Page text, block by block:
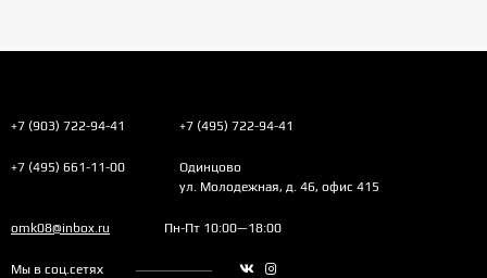
+7 (903) 722-94-41 +7 (495) 722-94-41
+7 (495) 661-11-00
Одинцово
ул. Молодежная, д. 46, офис 415
omk08@inbox.ru Пн-Пт 10:00—18:00
Мы в соц.сетях